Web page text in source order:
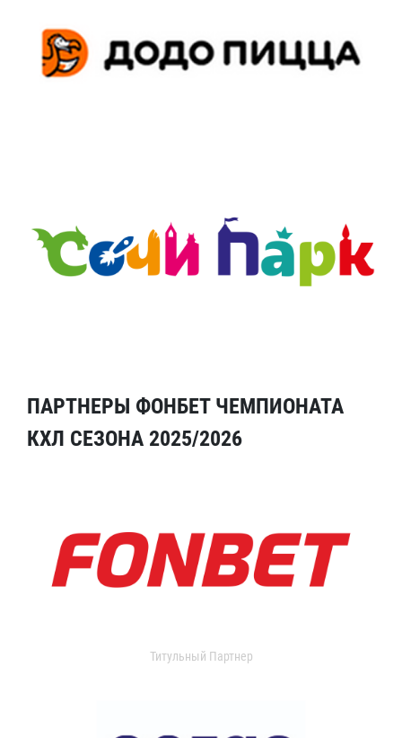
ПАРТНЕРЫ ФОНБЕТ ЧЕМПИОНАТА
КХЛ СЕЗОНА 2025/2026
Титульный Партнер